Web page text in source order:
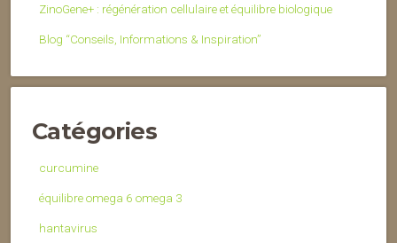
ZinoGene+ : régénération cellulaire et équilibre biologique
Blog “Conseils, Informations & Inspiration”
Catégories
curcumine
équilibre omega 6 omega 3
hantavirus